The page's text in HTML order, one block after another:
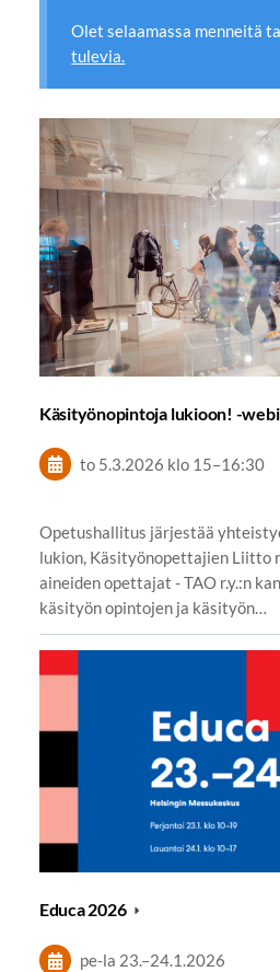
Olet selaamassa menneitä
tulevia.
Käsityönopintoja lukioon! -
to 5.3.2026 klo 15–16:30
Opetushallitus järjestää
lukion, Käsityönopettajien Liitto
aineiden opettajat - TAO r.y.:n
käsityön opintojen ja käsityön…
Educa 2026
pe-la 23.–24.1.2026